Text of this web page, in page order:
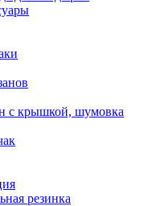
с крышкой, шумовка
резинка